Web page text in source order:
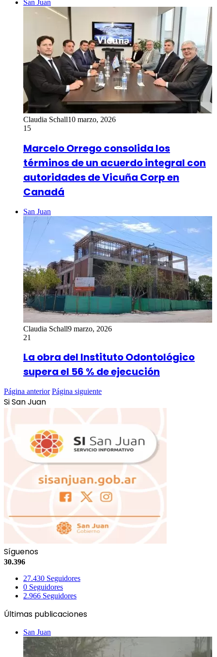
San Juan
Claudia Schall10 marzo, 2026
15
Marcelo Orrego consolida los
términos de un acuerdo integral con
autoridades de Vicuña Corp en
Canadá
San Juan
Claudia Schall9 marzo, 2026
21
La obra del Instituto Odontológico
supera el 56 % de ejecución
Página anterior Página siguiente
Si San Juan
Síguenos
30.396
27.430 Seguidores
0 Seguidores
2.966 Seguidores
Últimas publicaciones
San Juan